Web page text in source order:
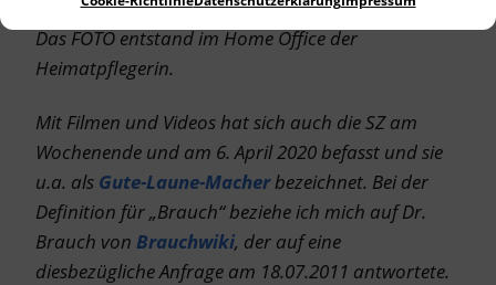
Das FOTO entstand im Home Office der
Heimatpflegerin.
Mit Filmen und Videos hat sich auch die SZ am
Wochenende und am 6. April 2020 befasst und sie
u.a. als Gute-Laune-Macherbezeichnet. Bei der
Definition für „Brauch“ beziehe ich mich auf Dr.
Brauch von Brauchwiki, der auf eine
diesbezügliche Anfrage am 18.07.2011 antwortete.